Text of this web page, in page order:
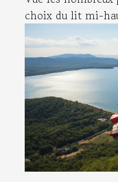
choix du lit mi-